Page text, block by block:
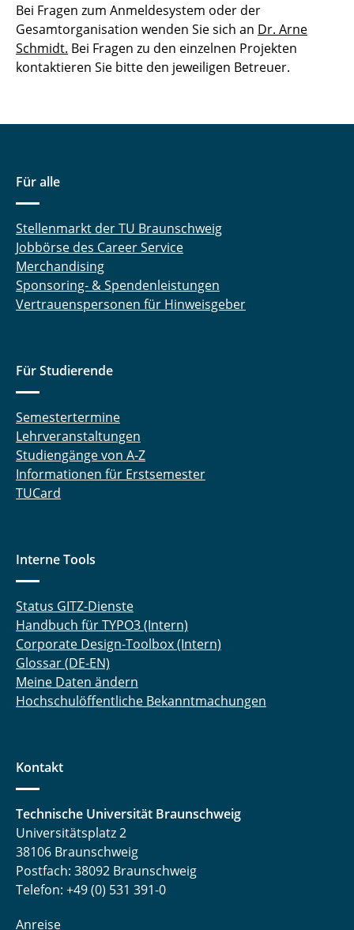
Bei Fragen zum Anmeldesystem oder der
Gesamtorganisation wenden Sie sich an Dr. Arne
Schmidt. Bei Fragen zu den einzelnen Projekten
kontaktieren Sie bitte den jeweiligen Betreuer.
Für alle
Stellenmarkt der TU Braunschweig
Jobbörse des Career Service
Merchandising
Sponsoring- & Spendenleistungen
Vertrauenspersonen für Hinweisgeber
Für Studierende
Semestertermine
Lehrveranstaltungen
Studiengänge von A-Z
Informationen für Erstsemester
TUCard
Interne Tools
Status GITZ-Dienste
Handbuch für TYPO3 (Intern)
Corporate Design-Toolbox (Intern)
Glossar (DE-EN)
Meine Daten ändern
Hochschulöffentliche Bekanntmachungen
Kontakt
Technische Universität Braunschweig
Universitätsplatz 2
38106 Braunschweig
Postfach: 38092 Braunschweig
Telefon: +49 (0) 531 391-0
Anreise